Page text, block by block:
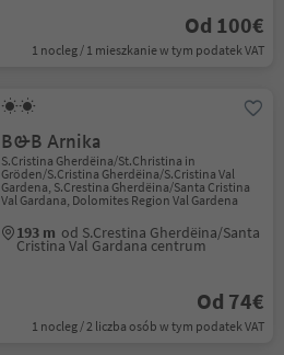
Od 100€
1 nocleg / 1 mieszkanie w tym podatek VAT
B&B Arnika
S.Cristina Gherdëina/St.Christina in
Gröden/S.Cristina Gherdëina/S.Cristina Val
Gardena, S.Crestina Gherdëina/Santa Cristina
Val Gardana, Dolomites Region Val Gardena
193 m od S.Crestina Gherdëina/Santa
Cristina Val Gardana centrum
Od 74€
1 nocleg / 2 liczba osób w tym podatek VAT